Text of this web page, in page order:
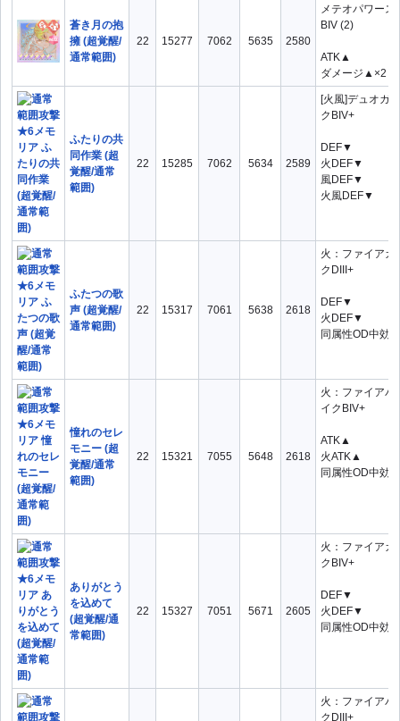
蒼き月の抱
擁 (超覚醒/
通常範囲)
22 15277 7062 5635 2580
メテオパワース
BIV (2)
ATK▲
ダメージ▲×2
ふたりの共
同作業 (超
覚醒/通常
範囲)
22 15285 7062 5634 2589
[火風]デュオガ
クBIV+
DEF▼
火DEF▼
風DEF▼
火風DEF▼
ふたつの歌
声 (超覚醒/
通常範囲)
22 15317 7061 5638 2618
火：ファイアガ
クDIII+
DEF▼
火DEF▼
同属性OD中効
憧れのセレ
モニー (超
覚醒/通常
範囲)
22 15321 7055 5648 2618
火：ファイアパ
イクBIV+
ATK▲
火ATK▲
同属性OD中効
ありがとう
を込めて
(超覚醒/通
常範囲)
22 15327 7051 5671 2605
火：ファイアガ
クBIV+
DEF▼
火DEF▼
同属性OD中効
火：ファイアパ
クDIII+